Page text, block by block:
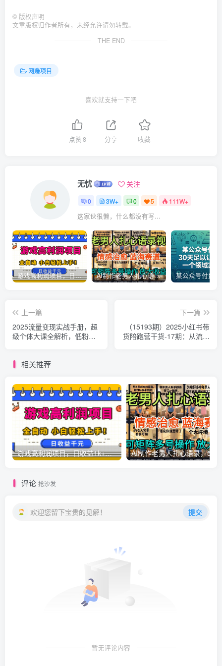
© 版权声明
文章版权归作者所有，未经允许请勿转载。
THE END
网赚项目
喜欢就支持一下吧
点赞8 分享 收藏
无忧 关注
0 3W+ 0 5 111W+
这家伙很懒，什么都没有写...
游戏高利润项目，日收益1k+，全自动，无需值守，解放双手，小白轻松上手【揭秘】 AI制作老男人扎心语录，5分钟一条，操作简单，流量非常大，保姆级教程
上一篇
2025流量变现实战手册，超
级个体大课全解析，低粉高
下一篇
（15193期）2025小红书带
货陪跑营干货-17期：从流量
相关推荐
游戏高利润项目，日收益1k+，全自动，无需值守，解放双手，小白轻松上手【揭秘】
评论 抢沙发
欢迎您留下宝贵的见解！ 提交
暂无评论内容